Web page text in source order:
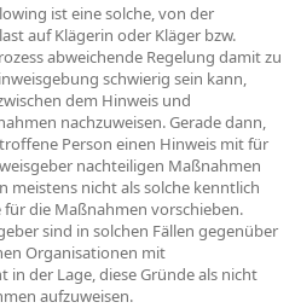
ist eine solche, von der
auf Klägerin oder Kläger bzw.
abweichende Regelung damit zu
schwierig sein kann,
dem Hinweis und
nachzuweisen. Gerade dann,
Person einen Hinweis mit für
nachteiligen Maßnahmen
meistens nicht als solche kenntlich
die Maßnahmen vorschieben.
sind in solchen Fällen gegenüber
Organisationen mit
in der Lage, diese Gründe als nicht
aufzuweisen.